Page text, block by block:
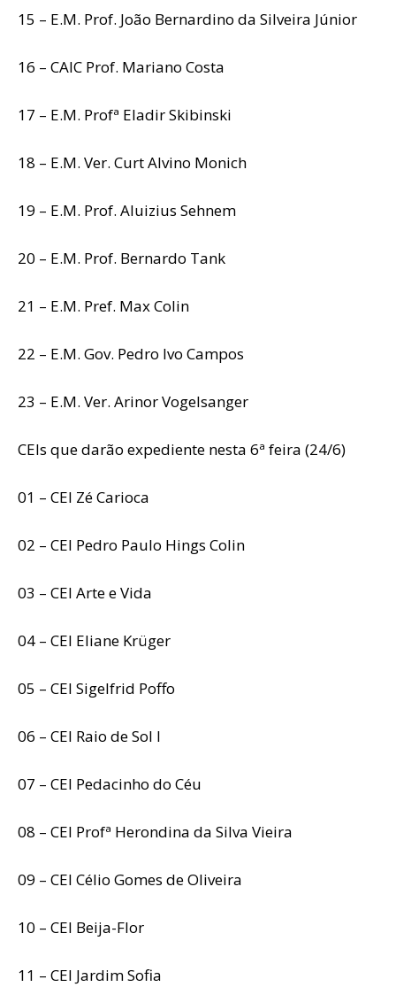
15 – E.M. Prof. João Bernardino da Silveira Júnior
16 – CAIC Prof. Mariano Costa
17 – E.M. Profª Eladir Skibinski
18 – E.M. Ver. Curt Alvino Monich
19 – E.M. Prof. Aluizius Sehnem
20 – E.M. Prof. Bernardo Tank
21 – E.M. Pref. Max Colin
22 – E.M. Gov. Pedro Ivo Campos
23 – E.M. Ver. Arinor Vogelsanger
CEIs que darão expediente nesta 6ª feira (24/6)
01 – CEI Zé Carioca
02 – CEI Pedro Paulo Hings Colin
03 – CEI Arte e Vida
04 – CEI Eliane Krüger
05 – CEI Sigelfrid Poffo
06 – CEI Raio de Sol I
07 – CEI Pedacinho do Céu
08 – CEI Profª Herondina da Silva Vieira
09 – CEI Célio Gomes de Oliveira
10 – CEI Beija-Flor
11 – CEI Jardim Sofia